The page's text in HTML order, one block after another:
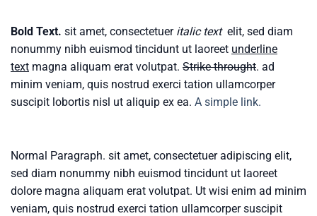
Bold Text. sit amet, consectetuer italic text elit, sed diam
nonummy nibh euismod tincidunt ut laoreet underline
text magna aliquam erat volutpat. Strike throught. ad
minim veniam, quis nostrud exerci tation ullamcorper
suscipit lobortis nisl ut aliquip ex ea. A simple link.
Normal Paragraph. sit amet, consectetuer adipiscing elit,
sed diam nonummy nibh euismod tincidunt ut laoreet
dolore magna aliquam erat volutpat. Ut wisi enim ad minim
veniam, quis nostrud exerci tation ullamcorper suscipit